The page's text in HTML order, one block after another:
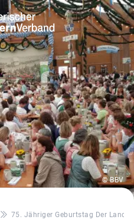
© BBV
75. Jähriger Geburtstag Der